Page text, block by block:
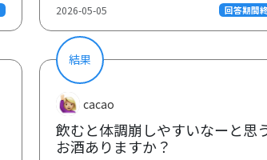
2026-05-05 回答期間
結果
cacao
飲むと体調崩しやすいなーと思
お酒ありますか？